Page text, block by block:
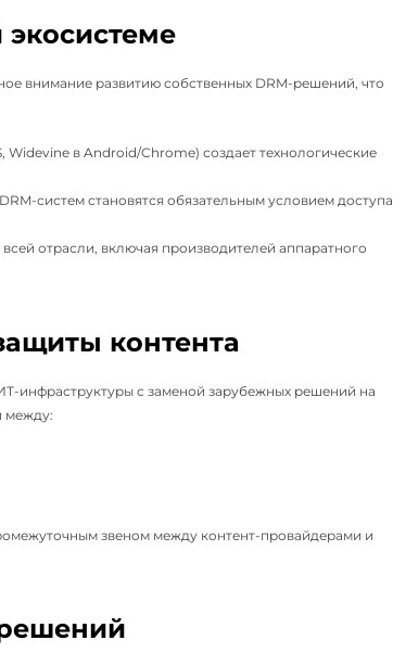
внимание развитию собственных DRM-решений, что
Widevine в Android/Chrome) создает технологические
систем становятся обязательным условием доступа
отрасли, включая производителей аппаратного
контента
инфраструктуры с заменой зарубежных решений на
между:
звеном между контент-провайдерами и